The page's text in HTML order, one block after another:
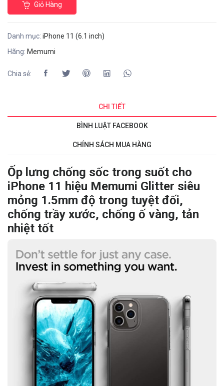
Giỏ Hàng
Danh mục: iPhone 11 (6.1 inch)
Hãng: Memumi
Chia sẻ:
CHI TIẾT
BÌNH LUẬT FACEBOOK
CHÍNH SÁCH MUA HÀNG
Ốp lưng chống sốc trong suốt cho
iPhone 11 hiệu Memumi Glitter siêu
mỏng 1.5mm độ trong tuyệt đối,
chống trầy xước, chống ố vàng, tản
nhiệt tốt